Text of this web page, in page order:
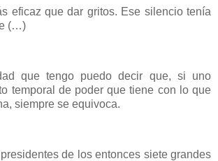
eficaz que dar gritos. Ese silencio tenía
(…)
que tengo puedo decir que, si uno
temporal de poder que tiene con lo que
siempre se equivoca.
de los entonces siete grandes